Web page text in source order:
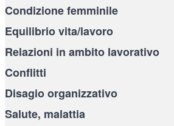
Condizione femminile
Equilibrio vita/lavoro
Relazioni in ambito lavorativo
Conflitti
Disagio organizzativo
Salute, malattia